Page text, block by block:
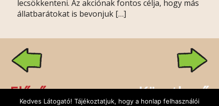
lecsökkenteni. Az akciónak fontos célja, hogy más
állatbarátokat is bevonjuk […]
Előző Következő
Kedves Látogató! Tájékoztatjuk, hogy a honlap felhasználói